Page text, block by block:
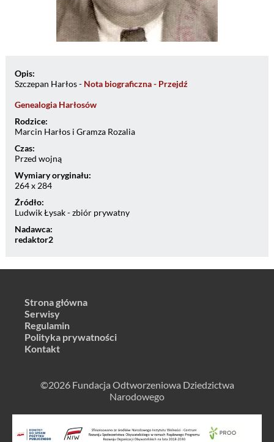
Opis:
Szczepan Harłos - Nota biograficzna - Przejdź
Genealogia Harłosów
Rodzice:
Marcin Harłos i Gramza Rozalia
Czas:
Przed wojną
Wymiary oryginału:
264 x 284
Źródło:
Ludwik Łysak - zbiór prywatny
Nadawca:
redaktor2
Strona główna
Serwisy
Regulamin
Polityka prywatności
Kontakt
©2026 Fundacja Odtworzeniowa Dziedzictwa
Narodowego